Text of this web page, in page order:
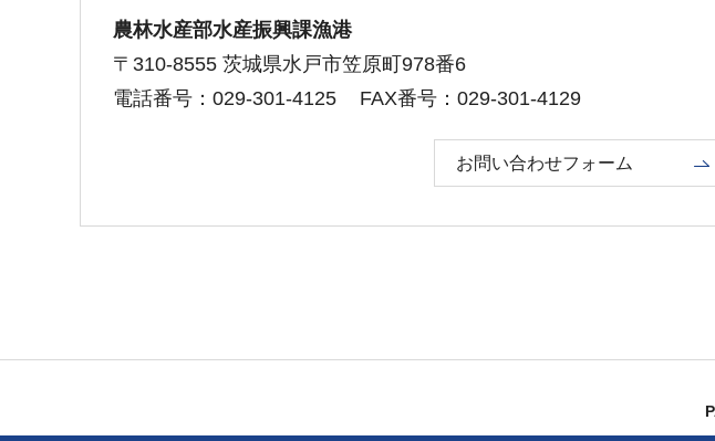
農林水産部水産振興課漁港
〒310-8555 茨城県水戸市笠原町978番6
電話番号：029-301-4125
FAX番号：029-301-4129
お問い合わせフォーム